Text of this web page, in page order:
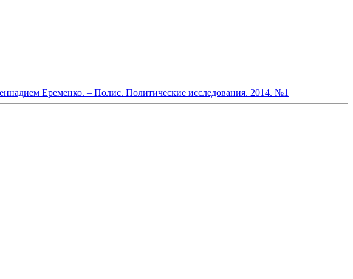
Ерeменко. – Полис. Политические исследования. 2014. №1